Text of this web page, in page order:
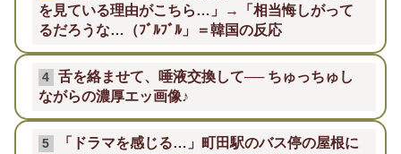
を見ている理由がこちら…」→「相当悔しがって
るだろうな…（ﾌﾞﾙﾌﾞﾙ」＝韓国の反応
4
舌を絡ませて、唾液交換して── ちゅっちゅし
ながらの濃厚エッ画像♪
5
「ドラマを感じる…」町田駅のバス停の屋根に